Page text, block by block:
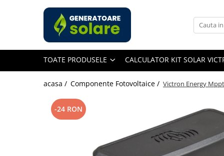
Toate Produsele
Cauta dupa capacitate
Intre 1000-2000W
Intre 2000-3000W
TOATE PRODUSELE CALCULATOR KIT SOLAR
acasa / Componente Fotovoltaice / Victron Energy
-24 RON